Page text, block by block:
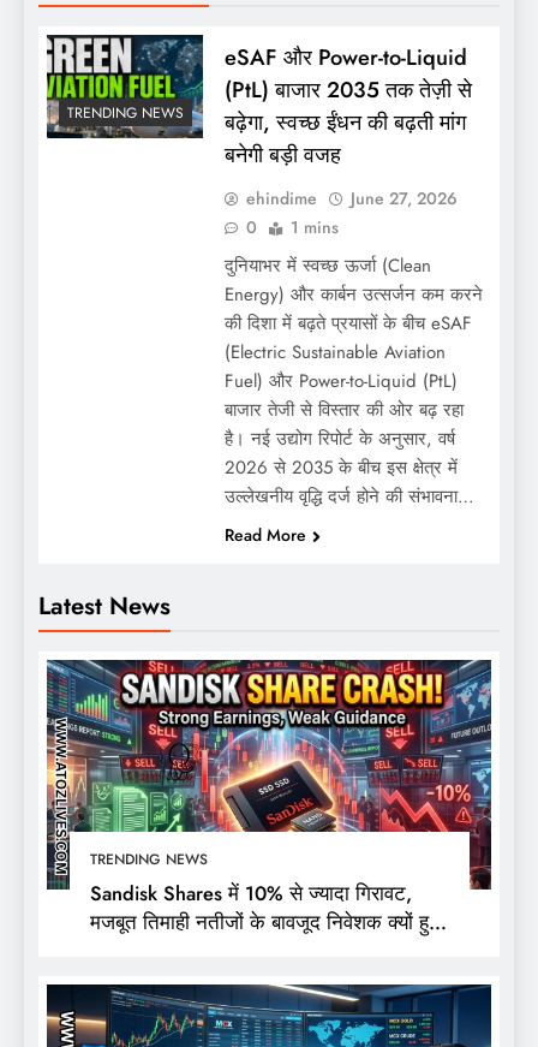
Latest News
TRENDING NEWS
Sandisk Shares में 10% से ज्यादा गिरावट,
मजबूत तिमाही नतीजों के बावजूद निवेशक क्यों हुए
TRENDING NEWS
eSAF और Power-to-Liquid
(PtL) बाजार 2035 तक तेज़ी से
बढ़ेगा, स्वच्छ ईंधन की बढ़ती मांग
बनेगी बड़ी वजह
ehindime
June 27, 2026
0
1 mins
दुनियाभर में स्वच्छ ऊर्जा (Clean
Energy) और कार्बन उत्सर्जन कम करने
की दिशा में बढ़ते प्रयासों के बीच eSAF
(Electric Sustainable Aviation
Fuel) और Power-to-Liquid (PtL)
बाजार तेजी से विस्तार की ओर बढ़ रहा
है। नई उद्योग रिपोर्ट के अनुसार, वर्ष
2026 से 2035 के बीच इस क्षेत्र में
उल्लेखनीय वृद्धि दर्ज होने की संभावना…
Read More